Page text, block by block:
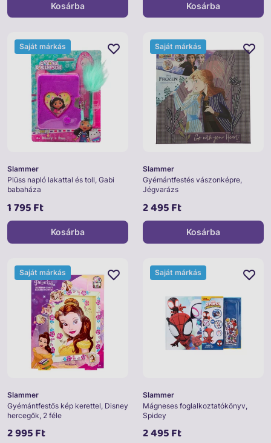
Kosárba Kosárba
Slammer
Plüss napló lakattal és toll, Gabi
babaháza
1 795 Ft
Saját márkás
Kosárba
Slammer
Gyémántfestés vászonképre,
Jégvarázs
2 495 Ft
Saját márkás
Kosárba
Slammer
Gyémántfestős kép kerettel, Disney
hercegők, 2 féle
2 995 Ft
Saját márkás
Slammer
Mágneses foglalkoztatókönyv,
Spidey
2 495 Ft
Saját márkás